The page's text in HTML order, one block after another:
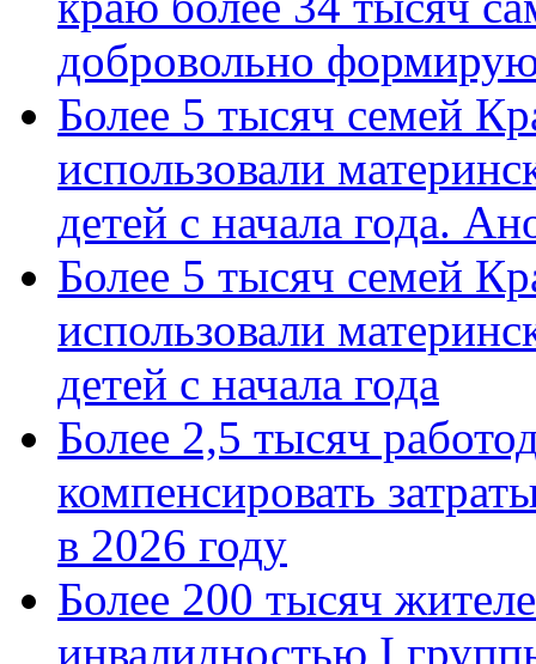
добровольно
Более 5 тысяч семей
использовали
детей с начала года.
Более 5 тысяч семей
использовали
детей с начала года
Более 2,5 тысяч
компенсировать
в 2026 году
Более 200 тысяч
инвалидностью I